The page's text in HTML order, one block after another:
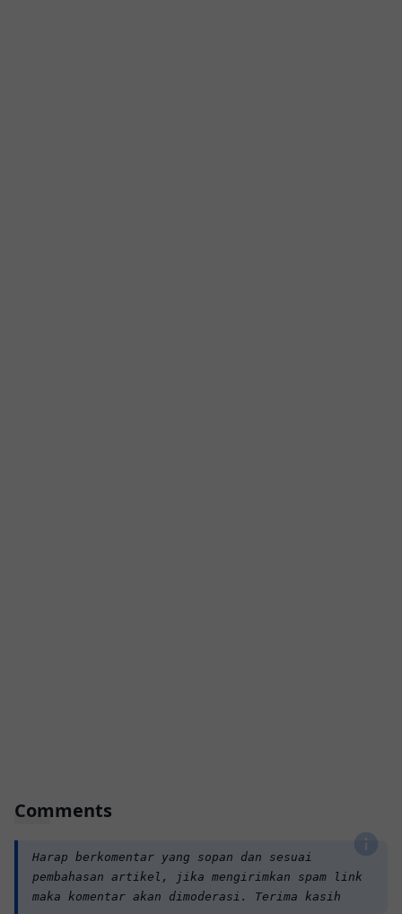
Comments
Harap berkomentar yang sopan dan sesuai
pembahasan artikel, jika mengirimkan spam link
maka komentar akan dimoderasi. Terima kasih